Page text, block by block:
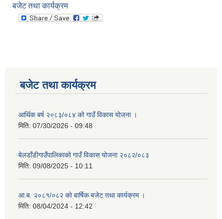
बजेट तथा कार्यक्रम
बजेट तथा कार्यक्रम
आर्थिक बर्ष २०८३/०८४ को गाउँ विकास योजना ।
मिति: 07/30/2026 - 09:48
बेलडाँडीगाउँपालिकाको गाउँ विकास योजना २०८२/०८३
मिति: 09/08/2025 - 10:11
आ.ब. २०८१/०८२ को बार्षिक बजेट तथा कार्यक्रम ।
मिति: 08/04/2024 - 12:42